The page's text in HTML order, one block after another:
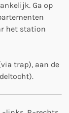
Ga op
het station
trap), aan de